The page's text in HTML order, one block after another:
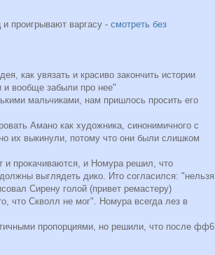
проигрывают варгасу - смотреть без
как увязать и красиво закончить истории
и вообще забыли про нее"
мальчиками, нам пришлось просить его
Амано как художника, синонимичного с
их выкинули, потому что они были слишком
прокачиваются, и Номура решил, что
выглядеть дико. Ито согласился: "нельзя
Сирену голой (привет ремастеру)
что Скволл не мог". Номура всегда лез в
пропорциями, но решили, что после фф6